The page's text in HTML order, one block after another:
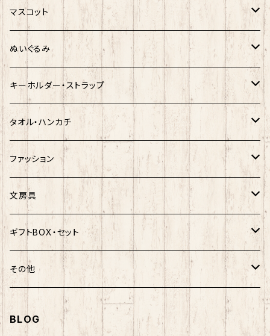
キティ
シナモロール
クロミ
ハンギョドン
ポチャッコ
ばつ丸
マイメロディ
けろっぴ
ネコムネandシバ
モケケ
ゆきお
ホヤぼーや
ご当地ベア
スヌーピー
赤べこ・ガラガラべこ
マッチョシリーズ
もちシリーズ
サンリオ×おえかきさん
新幹線×ご当地ベア
サンリオ×ネコムネandシバ
楽天ゴールデンイーグルス×ネコムネandシバ
楽天ゴールデンイーグルス×おえかきさん
楽天ゴールデンイーグルス×ご当地ベア
ネコムネandシバ×鳥獣戯画
楽天ゴールデンイーグルス×もちシリーズ
サンリオ×ご当地ベア
マスコット
ゆきお
モケケ
ご当地ベア
秋田犬
しばっころ
わさお
むすび丸
ホヤぼーや
ぬいぐるみ
ホヤぼーや
その他
ご当地ベア
秋田犬
しばっころ
わさお
むすび丸
キーホルダー・ストラップ
ポプテピピック
ホヤぼーや
スヌーピー
秋田犬
わさお
むすび丸
タオル・ハンカチ
ホヤぼーや
秋田犬
キティ
むすび丸
ミニオン
ファッション
Tシャツ
ネクタイ
靴下
ルームシューズ
文房具
ボールペン
マグネット
クリアファイル
ギフトBOX・セット
福袋
その他
トートバック
BLOG